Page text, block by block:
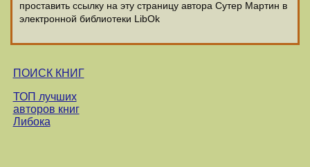
проставить ссылку на эту страницу автора Сутер Мартин в
электронной библиотеки LibOk
ПОИСК КНИГ
ТОП лучших
авторов книг
Либока